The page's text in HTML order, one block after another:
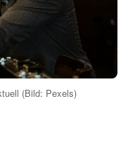
(Bild: Pexels)